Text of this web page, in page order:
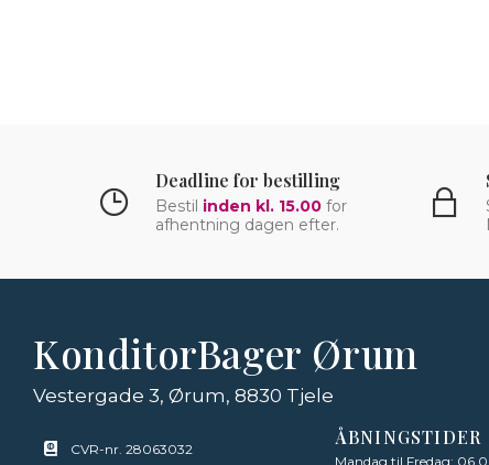
Deadline for bestilling
Bestil inden kl. 15.00 for
afhentning dagen efter.
KonditorBager Ørum
Vestergade 3, Ørum, 8830 Tjele
CVR-nr. 28063032
ÅBNINGSTIDER
Mandag til Fredag: